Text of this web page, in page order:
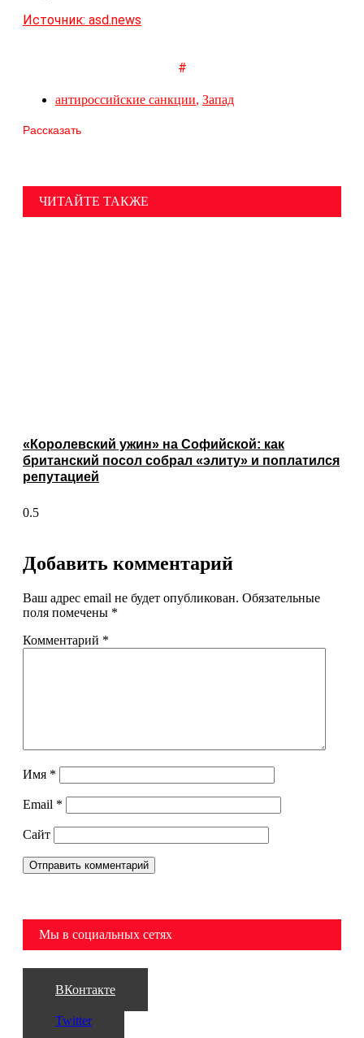
Источник: asd.news
#
антироссийские санкции, Запад
Рассказать
ЧИТАЙТЕ ТАКЖЕ
«Королевский ужин» на Софийской: как
британский посол собрал «элиту» и поплатился
репутацией
Добавить комментарий
Ваш адрес email не будет опубликован. Обязательные
поля помечены *
Комментарий *
Имя *
Email *
Сайт
Мы в социальных сетях
ВКонтакте
Twitter